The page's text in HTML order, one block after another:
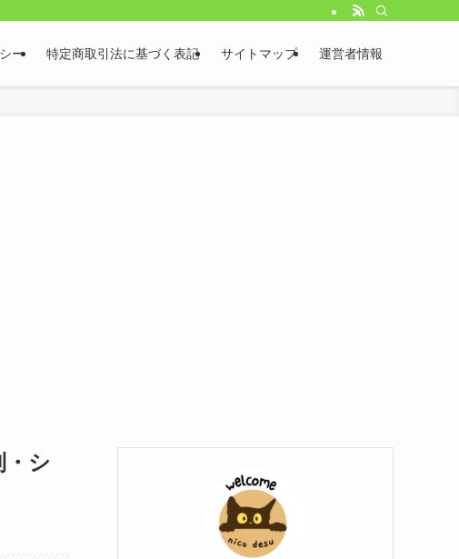
ー 特定商取引法に基づく表記 サイトマップ 運営者情報
・シ